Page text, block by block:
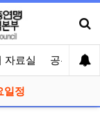
자료실 공유게시
일정